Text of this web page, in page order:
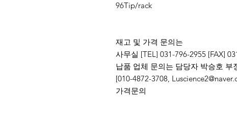
96Tip/rack
재고 및 가격 문의는
사무실 [TEL] 031-796-2955 [FAX]
납품 업체 문의는 담당자 박승호 부
[010-4872-3708,
가격문의